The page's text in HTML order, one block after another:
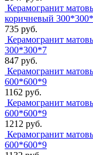
Керамогранит
коричневый
735 руб.
Керамогранит
300*300*7
847 руб.
Керамогранит
600*600*9
1162 руб.
Керамогранит
600*600*9
1212 руб.
Керамогранит
600*600*9